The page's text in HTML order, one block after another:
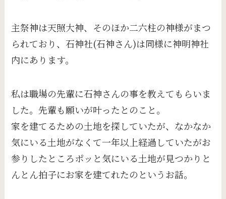
主祭神は天照大神、そのほか二六柱の神様がまつ
られており、石神社(石神さん)は同様に神明神社
内にあります。
私は職場の先輩に石神さんの事を教えてもらいま
した。先輩も願いが叶ったとのこと。
家を建てるための土地を探していたが、なかなか
気にいる土地がなくて一年以上経過していたがお
参りしたところポッと気にいる土地が見つかりと
んとん拍子にお家を建てれたのというお話。